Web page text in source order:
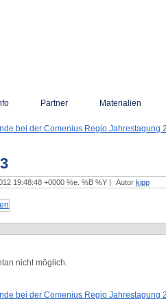
Partner Materialien
bei der Comenius Regio Jahrestagung
19:48:48 +0000 %e. %B %Y | Autor kipp
nicht möglich.
bei der Comenius Regio Jahrestagung